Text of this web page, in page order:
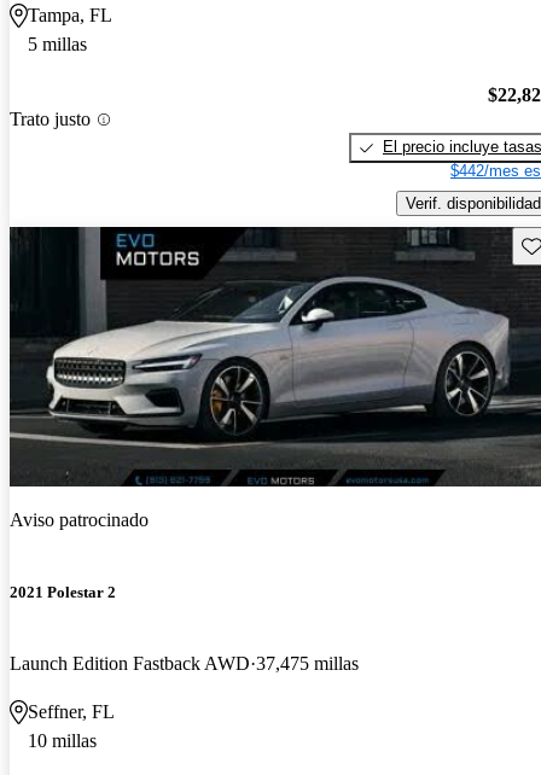
Tampa, FL
5 millas
Trato justo
El precio incluye tasas
$442/mes
Verif. disponibilidad
Aviso patrocinado
2021 Polestar 2
Launch Edition Fastback AWD 37,475 millas
Seffner, FL
10 millas